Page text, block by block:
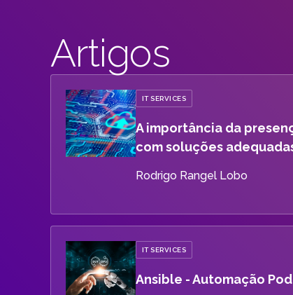
Artigos
IT SERVICES
A importância da
com soluções
Rodrigo Rangel Lobo
IT SERVICES
Ansible - Automação